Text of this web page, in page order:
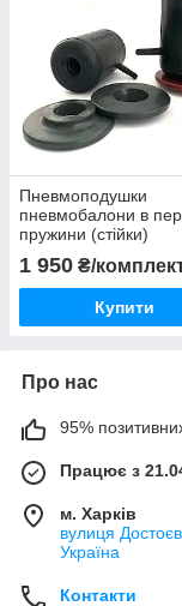
Пневмоподушки
пневмобалони в
пружини (стійки)
Maxima Ніссан
1 950 ₴/
Купити
Про нас
95%
Працює з
м. Харків
вулиця
Україна
Контакти